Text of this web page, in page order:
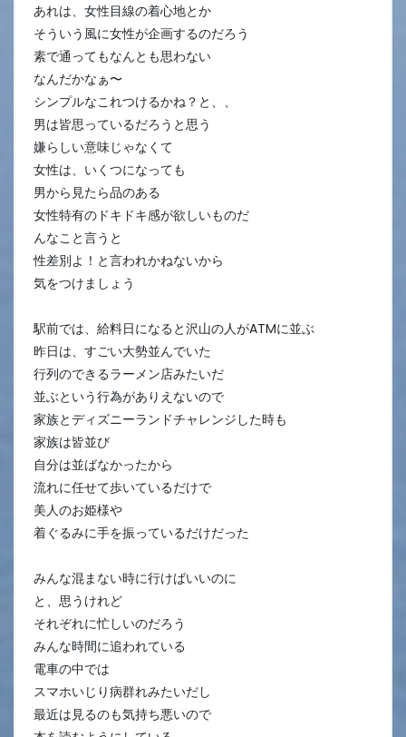
あれは、女性目線の着心地とか
そういう風に女性が企画するのだろう
素で通ってもなんとも思わない
なんだかなぁ〜
シンプルなこれつけるかね？と、、
男は皆思っているだろうと思う
嫌らしい意味じゃなくて
女性は、いくつになっても
男から見たら品のある
女性特有のドキドキ感が欲しいものだ
んなこと言うと
性差別よ！と言われかねないから
気をつけましょう
駅前では、給料日になると沢山の人がATMに並ぶ
昨日は、すごい大勢並んでいた
行列のできるラーメン店みたいだ
並ぶという行為がありえないので
家族とディズニーランドチャレンジした時も
家族は皆並び
自分は並ばなかったから
流れに任せて歩いているだけで
美人のお姫様や
着ぐるみに手を振っているだけだった
みんな混まない時に行けばいいのに
と、思うけれど
それぞれに忙しいのだろう
みんな時間に追われている
電車の中では
スマホいじり病群れみたいだし
最近は見るのも気持ち悪いので